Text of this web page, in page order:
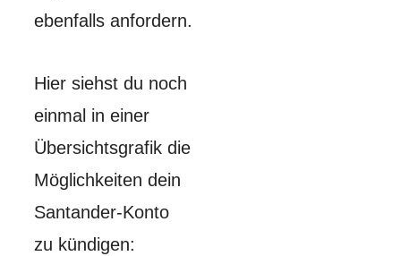
ebenfalls anfordern.
Hier siehst du noch
einmal in einer
Übersichtsgrafik die
Möglichkeiten dein
Santander-Konto
zu kündigen: